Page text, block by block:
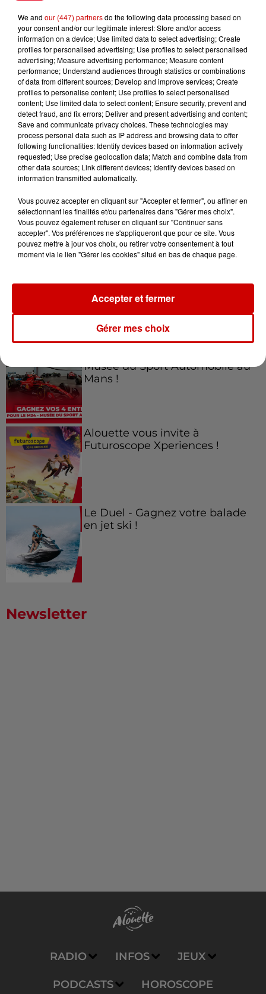
par...
5 août 2026
"Attention au démarchage
abusif" : la préfecture de la
Gironde...
5 août 2026
À LA UNE : incendie à La
Rochelle, mégaferme de
saumons et succès...
Jeux Voir plus
Festival du Roi Arthur 2026 !
Musée du Sport Automobile au
Mans !
Alouette vous invite à
Futuroscope Xperiences !
Le Duel - Gagnez votre balade
en jet ski !
Newsletter
RADIO INFOS JEUX
PODCASTS HOROSCOPE
We and our (447) partnersdo the following data processing based on
your consent and/or our legitimate interest: Store and/or access
information on a device; Use limited data to select advertising; Create
profiles for personalised advertising; Use profiles to select personalised
advertising; Measure advertising performance; Measure content
performance; Understand audiences through statistics or combinations
of data from different sources; Develop and improve services; Create
profiles to personalise content; Use profiles to select personalised
content; Use limited data to select content; Ensure security, prevent and
detect fraud, and fix errors; Deliver and present advertising and content;
Save and communicate privacy choices. These technologies may
process personal data such as IP address and browsing data to offer
following functionalities: Identify devices based on information actively
requested; Use precise geolocation data; Match and combine data from
other data sources; Link different devices; Identify devices based on
information transmitted automatically.
Vous pouvez accepter en cliquant sur "Accepter et fermer", ou affiner en
sélectionnant les finalités et/ou partenaires dans "Gérer mes choix".
Vous pouvez également refuser en cliquant sur "Continuer sans
accepter". Vos préférences ne s'appliqueront que pour ce site. Vous
pouvez mettre à jour vos choix, ou retirer votre consentement à tout
moment via le lien "Gérer les cookies" situé en bas de chaque page.
Gérer mes choix
Accepter et fermer